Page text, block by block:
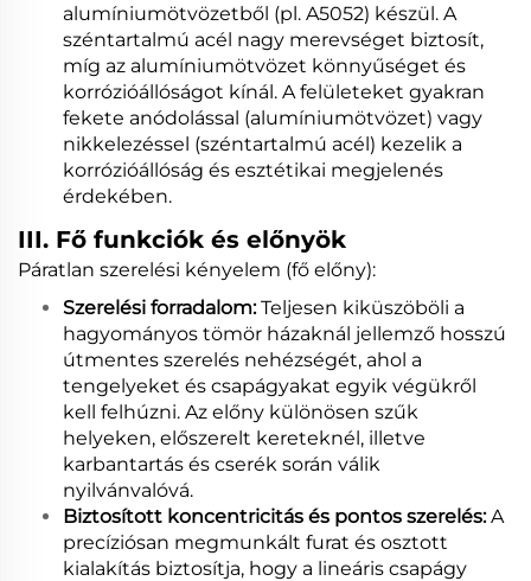
alumíniumötvözetből (pl. A5052) készül. A
széntartalmú acél nagy merevséget biztosít,
míg az alumíniumötvözet könnyűséget és
korrózióállóságot kínál. A felületeket gyakran
fekete anódolással (alumíniumötvözet) vagy
nikkelezéssel (széntartalmú acél) kezelik a
korrózióállóság és esztétikai megjelenés
érdekében.
III. Fő funkciók és előnyök
Páratlan szerelési kényelem (fő előny):
Szerelési forradalom:Teljesen kiküszöböli a
hagyományos tömör házaknál jellemző hosszú
útmentes szerelés nehézségét, ahol a
tengelyeket és csapágyakat egyik végükről
kell felhúzni. Az előny különösen szűk
helyeken, előszerelt kereteknél, illetve
karbantartás és cserék során válik
nyilvánvalóvá.
Biztosított koncentricitás és pontos szerelés:A
precíziósan megmunkált furat és osztott
kialakítás biztosítja, hogy a lineáris csapágy